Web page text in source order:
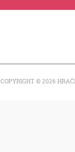
COPYRIGHT © 2026